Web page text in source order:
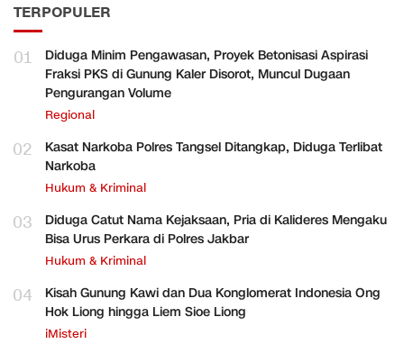
TERPOPULER
01
Diduga Minim Pengawasan, Proyek Betonisasi Aspirasi
Fraksi PKS di Gunung Kaler Disorot, Muncul Dugaan
Pengurangan Volume
Regional
02
Kasat Narkoba Polres Tangsel Ditangkap, Diduga Terlibat
Narkoba
Hukum & Kriminal
03
Diduga Catut Nama Kejaksaan, Pria di Kalideres Mengaku
Bisa Urus Perkara di Polres Jakbar
Hukum & Kriminal
04
Kisah Gunung Kawi dan Dua Konglomerat Indonesia Ong
Hok Liong hingga Liem Sioe Liong
iMisteri